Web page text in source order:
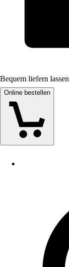
Bequem liefern lassen
Online bestellen